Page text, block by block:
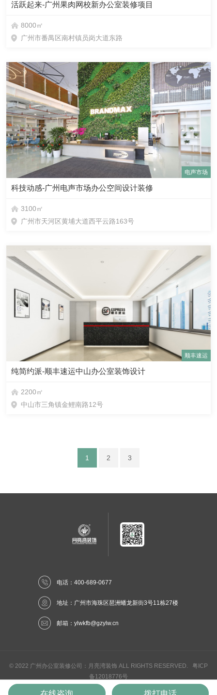
活跃起来-广州果肉网校新办公室装修项目
8000㎡
广州市番禺区南村镇员岗大道东路
电声市场
科技动感-广州电声市场办公空间设计装修
3100㎡
广州市天河区黄埔大道西平云路163号
顺丰速运
纯简约派-顺丰速运中山办公室装饰设计
2200㎡
中山市三角镇金鲤南路12号
1 2 3
电话：400-689-0677
地址：广州市海珠区琶洲蟠龙新街3号11栋27楼
邮箱：ylwkfb@gzylw.cn
© 2022 广州办公室装修公司：月亮湾装饰 ALL RIGHTS RESERVED. 粤ICP
备12018776号
丨